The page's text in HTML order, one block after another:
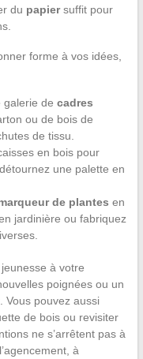
du papiersuffit pour
forme à vos idées,
galerie de cadres
ou de bois de
de tissu.
en bois pour
une palette en
de plantes en
jardinière ou fabriquez
à votre
poignées ou un
Vous pouvez aussi
de bois ou revisiter
ne s’arrêtent pas à
à